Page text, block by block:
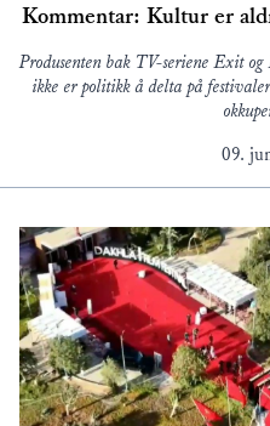
Kommentar: Kultur er
Produsenten bak TV-seriene Exit
ikke er politikk å delta på
09.